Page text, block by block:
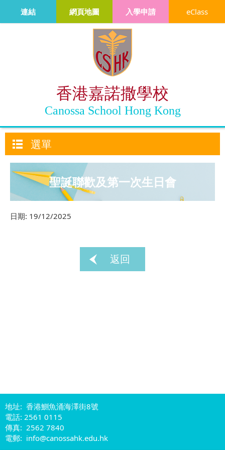
香港嘉諾撒學校
Canossa School Hong Kong
連結 網頁地圖 入學申請 eClass
選單
聖誕聯歡及第一次生日會
日期: 19/12/2025
返回
地址: 香港鰂魚涌海澤街8號
電話: 2561 0115
傳真: 2562 7840
電郵: info@canossahk.edu.hk